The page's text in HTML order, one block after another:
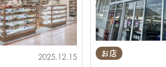
2025.12.15 お店